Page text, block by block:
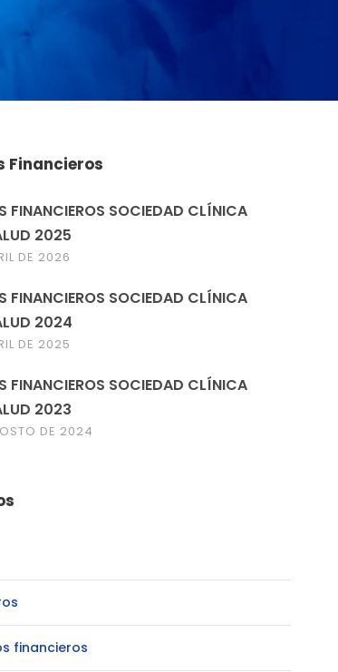
Financieros
FINANCIEROS SOCIEDAD CLÍNICA
2025
DE 2026
FINANCIEROS SOCIEDAD CLÍNICA
2024
DE 2025
FINANCIEROS SOCIEDAD CLÍNICA
2023
DE 2024
financieros